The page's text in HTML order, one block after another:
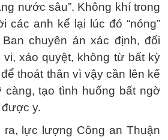
nước sâu”. Không khí trong
các anh kể lại lúc đó “nóng”
chuyên án xác định, đối
xảo quyệt, không từ bất kỳ
thoát thân vì vậy cần lên kế
càng, tạo tình huống bất ngờ
y.
lực lượng Công an Thuận